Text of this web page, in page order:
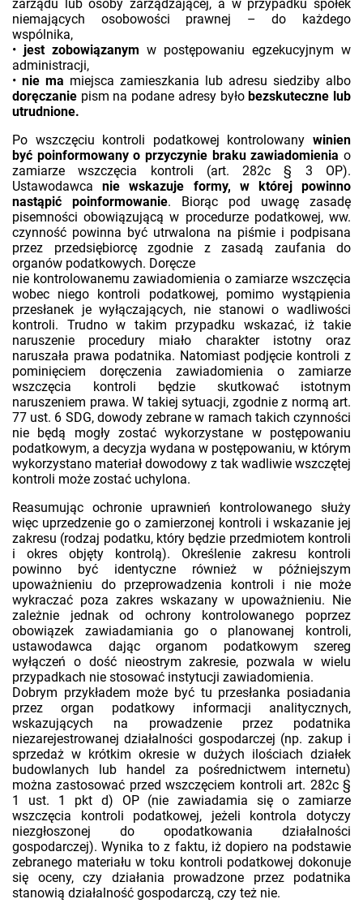
zarządu lub osoby zarządzającej, a w przypadku spółek
niemających osobowości prawnej – do każdego
wspólnika,
• jest zobowiązanym w postępowaniu egzekucyjnym w
administracji,
• nie ma miejsca zamieszkania lub adresu siedziby albo
doręczanie pism na podane adresy byłobezskuteczne lub
utrudnione.
Po wszczęciu kontroli podatkowej kontrolowany winien
być poinformowany o przyczynie braku zawiadomienia o
zamiarze wszczęcia kontroli (art. 282c § 3 OP).
Ustawodawcanie wskazuje formy, w której powinno
nastąpić poinformowanie. Biorąc pod uwagę zasadę
pisemności obowiązującą w procedurze podatkowej, ww.
czynność powinna być utrwalona na piśmie i podpisana
przez przedsiębiorcę zgodnie z zasadą zaufania do
organów podatkowych. Doręcze
nie kontrolowanemu zawiadomienia o zamiarze wszczęcia
wobec niego kontroli podatkowej, pomimo wystąpienia
przesłanek je wyłączających, nie stanowi o wadliwości
kontroli. Trudno w takim przypadku wskazać, iż takie
naruszenie procedury miało charakter istotny oraz
naruszała prawa podatnika. Natomiast podjęcie kontroli z
pominięciem doręczenia zawiadomienia o zamiarze
wszczęcia kontroli będzie skutkować istotnym
naruszeniem prawa. W takiej sytuacji, zgodnie z normą art.
77 ust. 6 SDG, dowody zebrane w ramach takich czynności
nie będą mogły zostać wykorzystane w postępowaniu
podatkowym, a decyzja wydana w postępowaniu, w którym
wykorzystano materiał dowodowy z tak wadliwie wszczętej
kontroli może zostać uchylona.
Reasumując ochronie uprawnień kontrolowanego służy
więc uprzedzenie go o zamierzonej kontroli i wskazanie jej
zakresu (rodzaj podatku, który będzie przedmiotem kontroli
i okres objęty kontrolą). Określenie zakresu kontroli
powinno być identyczne również w późniejszym
upoważnieniu do przeprowadzenia kontroli i nie może
wykraczać poza zakres wskazany w upoważnieniu. Nie
zależnie jednak od ochrony kontrolowanego poprzez
obowiązek zawiadamiania go o planowanej kontroli,
ustawodawca dając organom podatkowym szereg
wyłączeń o dość nieostrym zakresie, pozwala w wielu
przypadkach nie stosować instytucji zawiadomienia.
Dobrym przykładem może być tu przesłanka posiadania
przez organ podatkowy informacji analitycznych,
wskazujących na prowadzenie przez podatnika
niezarejestrowanej działalności gospodarczej (np. zakup i
sprzedaż w krótkim okresie w dużych ilościach działek
budowlanych lub handel za pośrednictwem internetu)
można zastosować przed wszczęciem kontroli art. 282c §
1 ust. 1 pkt d) OP (nie zawiadamia się o zamiarze
wszczęcia kontroli podatkowej, jeżeli kontrola dotyczy
niezgłoszonej do opodatkowania działalności
gospodarczej). Wynika to z faktu, iż dopiero na podstawie
zebranego materiału w toku kontroli podatkowej dokonuje
się oceny, czy działania prowadzone przez podatnika
stanowią działalność gospodarczą, czy też nie.